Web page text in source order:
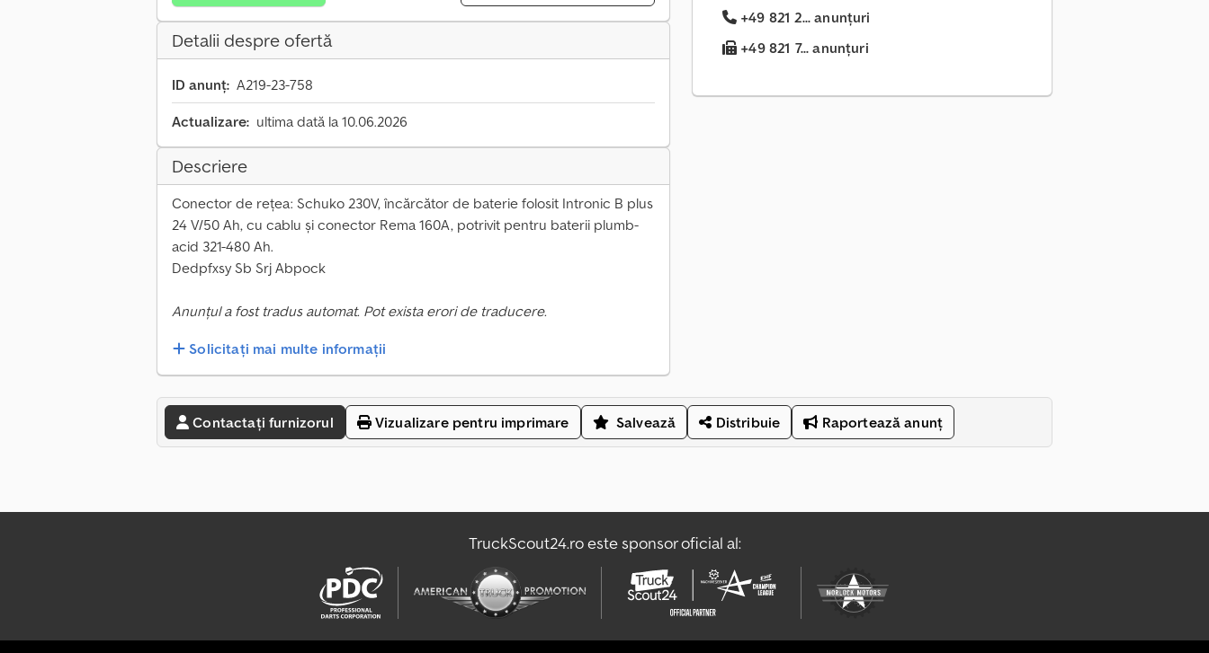
Detalii despre ofertă
ID anunț: A219-23-758
Actualizare: ultima dată la 10.06.2026
Descriere
Conector de rețea: Schuko 230V, încărcător de baterie folosit Intronic B plus
24 V/50 Ah, cu cablu și conector Rema 160A, potrivit pentru baterii plumb-
acid 321-480 Ah.
Dedpfxsy Sb Srj Abpock
Anunțul a fost tradus automat. Pot exista erori de traducere.
Solicitați mai multe informații
+49 821 2... anunțuri
+49 821 7... anunțuri
Contactați furnizorul Vizualizare pentru imprimare Salvează Distribuie Raportează anunț
TruckScout24.ro este sponsor oficial al: